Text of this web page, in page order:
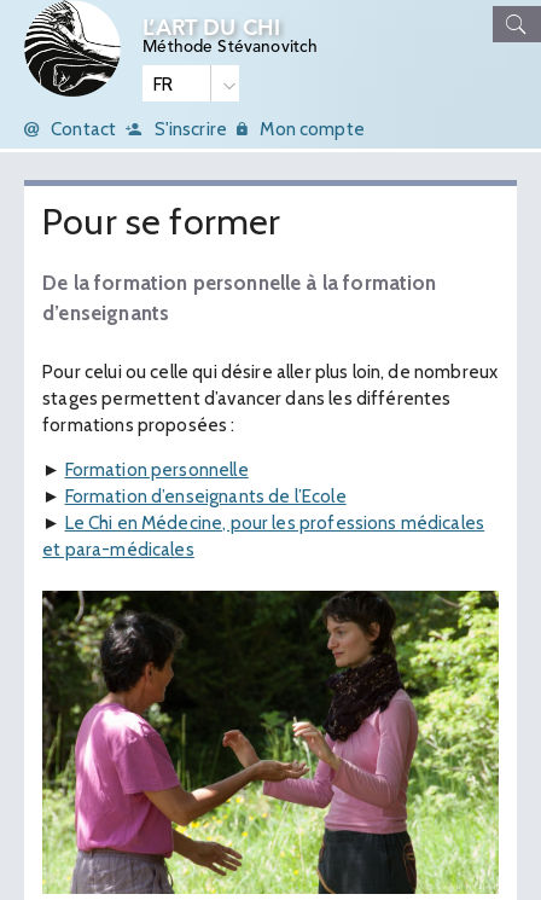
L’ART DU CHI
Méthode Stévanovitch
Contact S'inscrire Mon compte
Pour se former
De la formation personnelle à la formation
d’enseignants
Pour celui ou celle qui désire aller plus loin, de nombreux
stages permettent d’avancer dans les différentes
formations proposées :
► Formation personnelle
► Formation d’enseignants de l’Ecole
► Le Chi en Médecine, pour les professions médicales
et para-médicales